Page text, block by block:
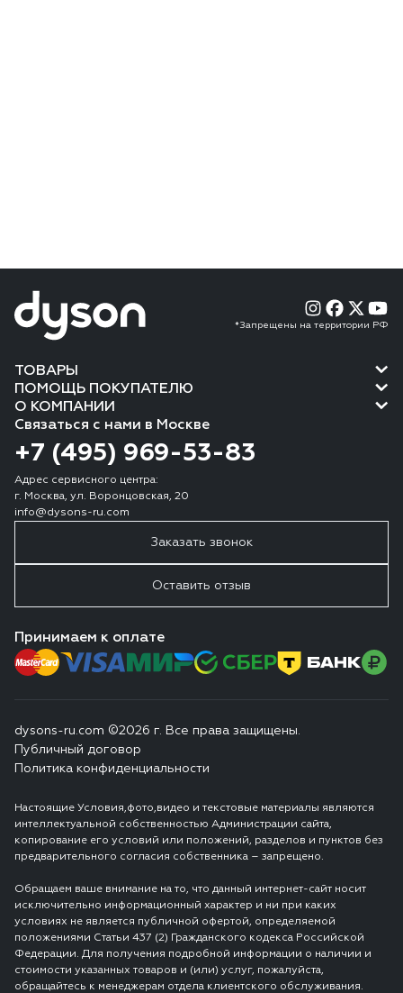
*Запрещены на территории РФ
ТОВАРЫ
ПОМОЩЬ ПОКУПАТЕЛЮ
О КОМПАНИИ
Связаться с нами в Москве
+7 (495) 969-53-83
Адрес сервисного центра:
г. Москва, ул. Воронцовская, 20
info@dysons-ru.com
Заказать звонок
Оставить отзыв
Принимаем к оплате
dysons-ru.com ©2026 г. Все права защищены.
Публичный договор
Политика конфиденциальности
Настоящие Условия,фото,видео и текстовые материалы являются
интеллектуальной собственностью Администрации сайта,
копирование его условий или положений, разделов и пунктов без
предварительного согласия собственника – запрещено.
Обращаем ваше внимание на то, что данный интернет-сайт носит
исключительно информационный характер и ни при каких
условиях не является публичной офертой, определяемой
положениями Статьи 437 (2) Гражданского кодекса Российской
Федерации. Для получения подробной информации о наличии и
стоимости указанных товаров и (или) услуг, пожалуйста,
обращайтесь к менеджерам отдела клиентского обслуживания.